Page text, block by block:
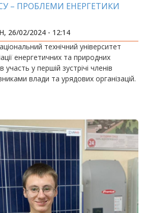
– ПРОБЛЕМИ ЕНЕРГЕТИКИ
26/02/2024 - 12:14
технічний університет
енергетичних та природних
участь у першій зустрічі членів
влади та урядових організацій.